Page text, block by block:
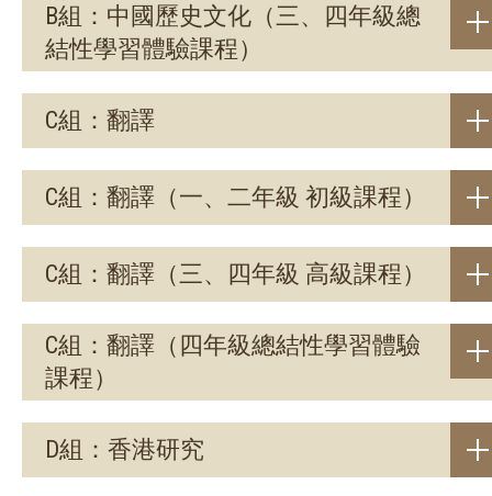
B組：中國歷史文化（三、四年級總
結性學習體驗課程）
C組：翻譯
C組：翻譯（一、二年級 初級課程）
C組：翻譯（三、四年級 高級課程）
C組：翻譯（四年級總結性學習體驗
課程）
D組：香港研究